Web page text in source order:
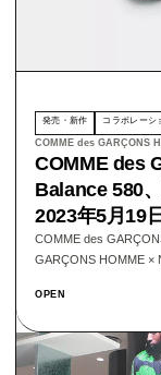
発売・新作 コラボレーシ
COMME des GARÇONS
COMME des
Balance 580
2023年5月19
COMME des
GARÇONS HOMME ×
MOONBEAMの全2色
OPEN